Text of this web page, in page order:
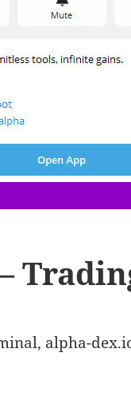
alpha-